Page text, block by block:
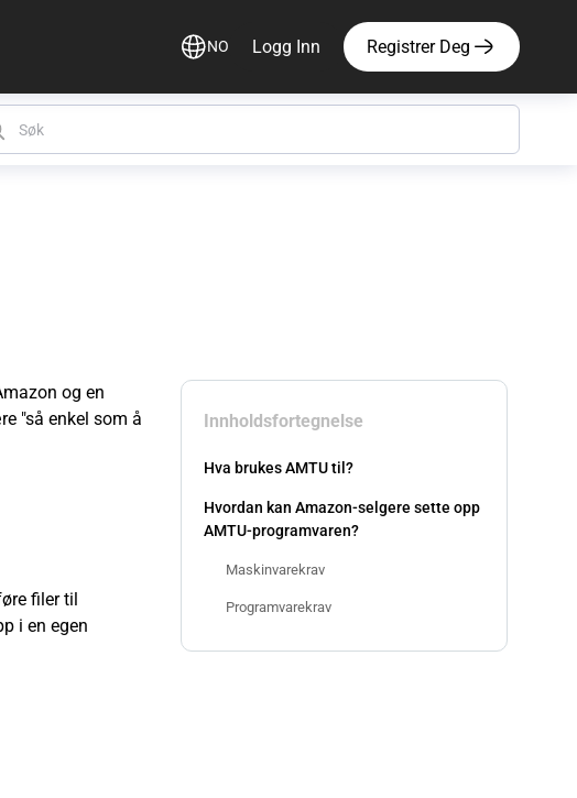
NO Logg Inn Registrer Deg
Innholdsfortegnelse
Hva brukes AMTU til?
Hvordan kan Amazon-selgere sette opp
AMTU-programvaren?
Maskinvarekrav
Programvarekrav
og en
"så enkel som å
filer til
i en egen